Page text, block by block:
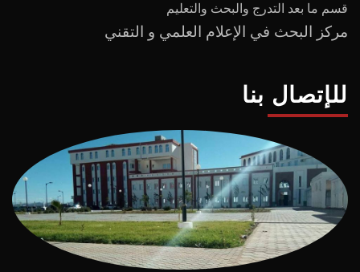
قسم ما بعد التدرج و البحث والتعليم
مركز البحث في الإعلام العلمي و التقني
للإتصال بنا